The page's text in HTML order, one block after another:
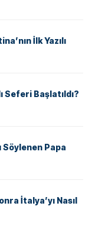
İlk Yazılı
Seferi Başlatıldı?
Söylenen Papa
İtalya’yı Nasıl